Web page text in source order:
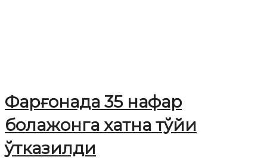
Фарғонада 35 нафар
болажонга хатна тўйи
ўтказилди